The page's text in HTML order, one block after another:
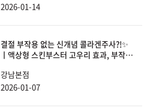
2026-01-14
결절 부작용 없는 신개념 콜라겐주사?!✨
ㅣ액상형 스킨부스터 고우리 효과, 부작
강남본점
2026-01-07